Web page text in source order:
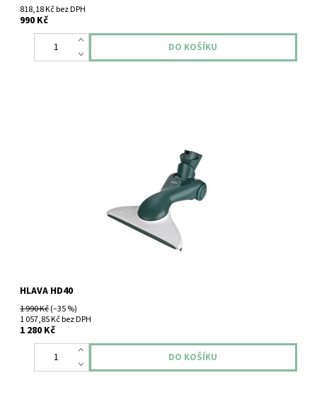
818,18 Kč bez DPH
990 Kč
Hlavice spodní na plovoucí podlahy Vorwerk Kobold HD40
HLAVA HD40
1 990 Kč(–35 %)
1 057,85 Kč bez DPH
1 280 Kč